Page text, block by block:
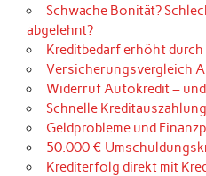
Schwache Bonität?
abgelehnt?
Kreditbedarf erhöht
Versicherungsvergleich
Widerruf Autokredit –
Schnelle
Geldprobleme und
50.000 €
Krediterfolg direkt mit